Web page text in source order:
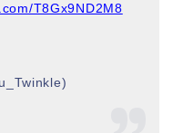
T8Gx9ND2M8